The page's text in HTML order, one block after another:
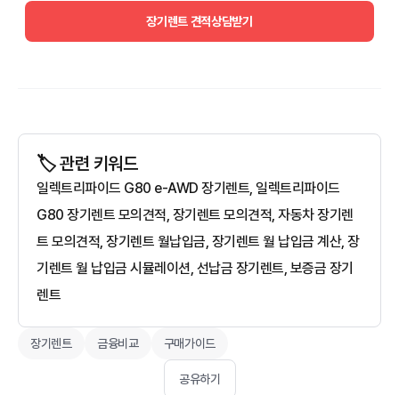
장기렌트 견적상담받기
🏷️ 관련 키워드
일렉트리파이드 G80 e-AWD 장기렌트, 일렉트리파이드
G80 장기렌트 모의견적, 장기렌트 모의견적, 자동차 장기렌
트 모의견적, 장기렌트 월납입금, 장기렌트 월 납입금 계산, 장
기렌트 월 납입금 시뮬레이션, 선납금 장기렌트, 보증금 장기
렌트
장기렌트 금융비교 구매가이드
공유하기